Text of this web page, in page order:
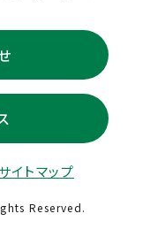
イトマップ
Reserved.